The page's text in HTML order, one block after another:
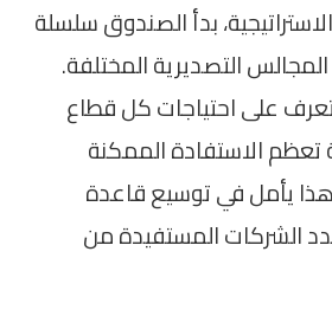
بدأ الصندوق سلسلة
التصديرية المختلفة.
على احتياجات كل قطاع
تعظم الاستفادة الممكنة
يأمل في توسيع قاعدة
الشركات المستفيدة من